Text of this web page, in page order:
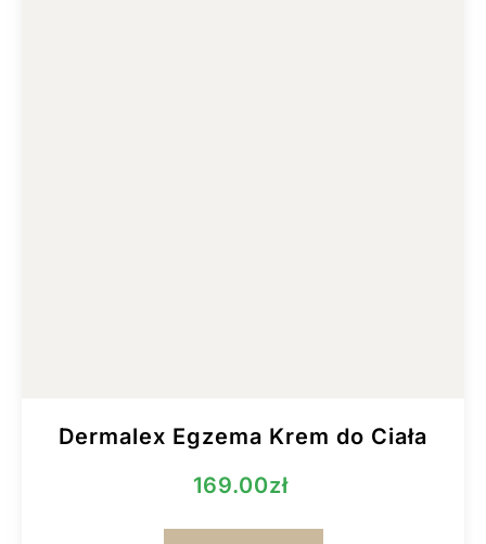
Dermalex Egzema Krem do Ciała
169.00zł